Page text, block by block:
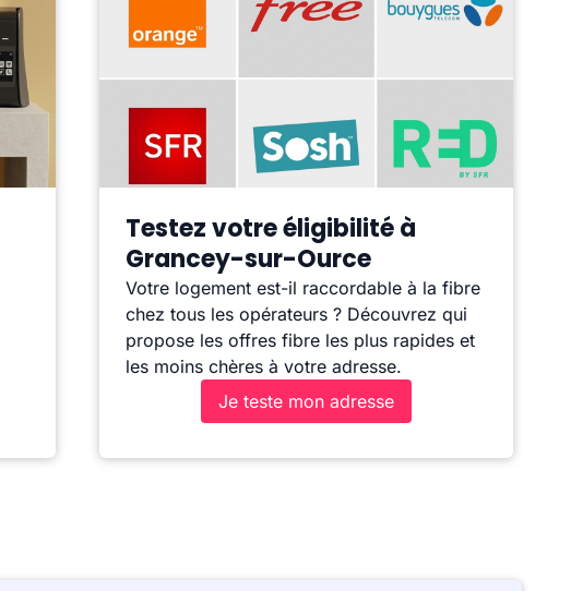
Testez votre éligibilité à
Grancey-sur-Ource
Votre logement est-il raccordable à la fibre
chez tous les opérateurs ? Découvrez qui
propose les offres fibre les plus rapides et
les moins chères à votre adresse.
Je teste mon adresse